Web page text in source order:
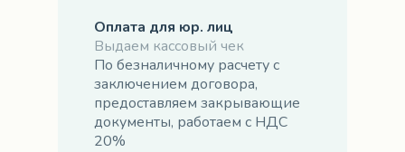
Оплата для юр. лиц
Выдаем кассовый чек
По безналичному расчету с
заключением договора,
предоставляем закрывающие
документы, работаем с НДС
20%